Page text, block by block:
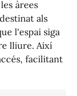
àrees
als
l'espai siga
lliure. Així
facilitant